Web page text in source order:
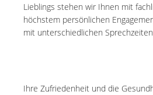
Lieblings stehen wir Ihnen mit
höchstem persönlichen
mit unterschiedlichen
Ihre Zufriedenheit und die